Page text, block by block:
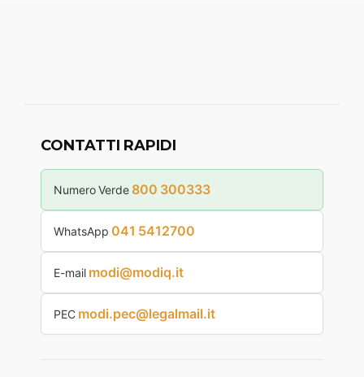
CONTATTI RAPIDI
Numero Verde 800 300333
WhatsApp 041 5412700
E-mail modi@modiq.it
PEC modi.pec@legalmail.it